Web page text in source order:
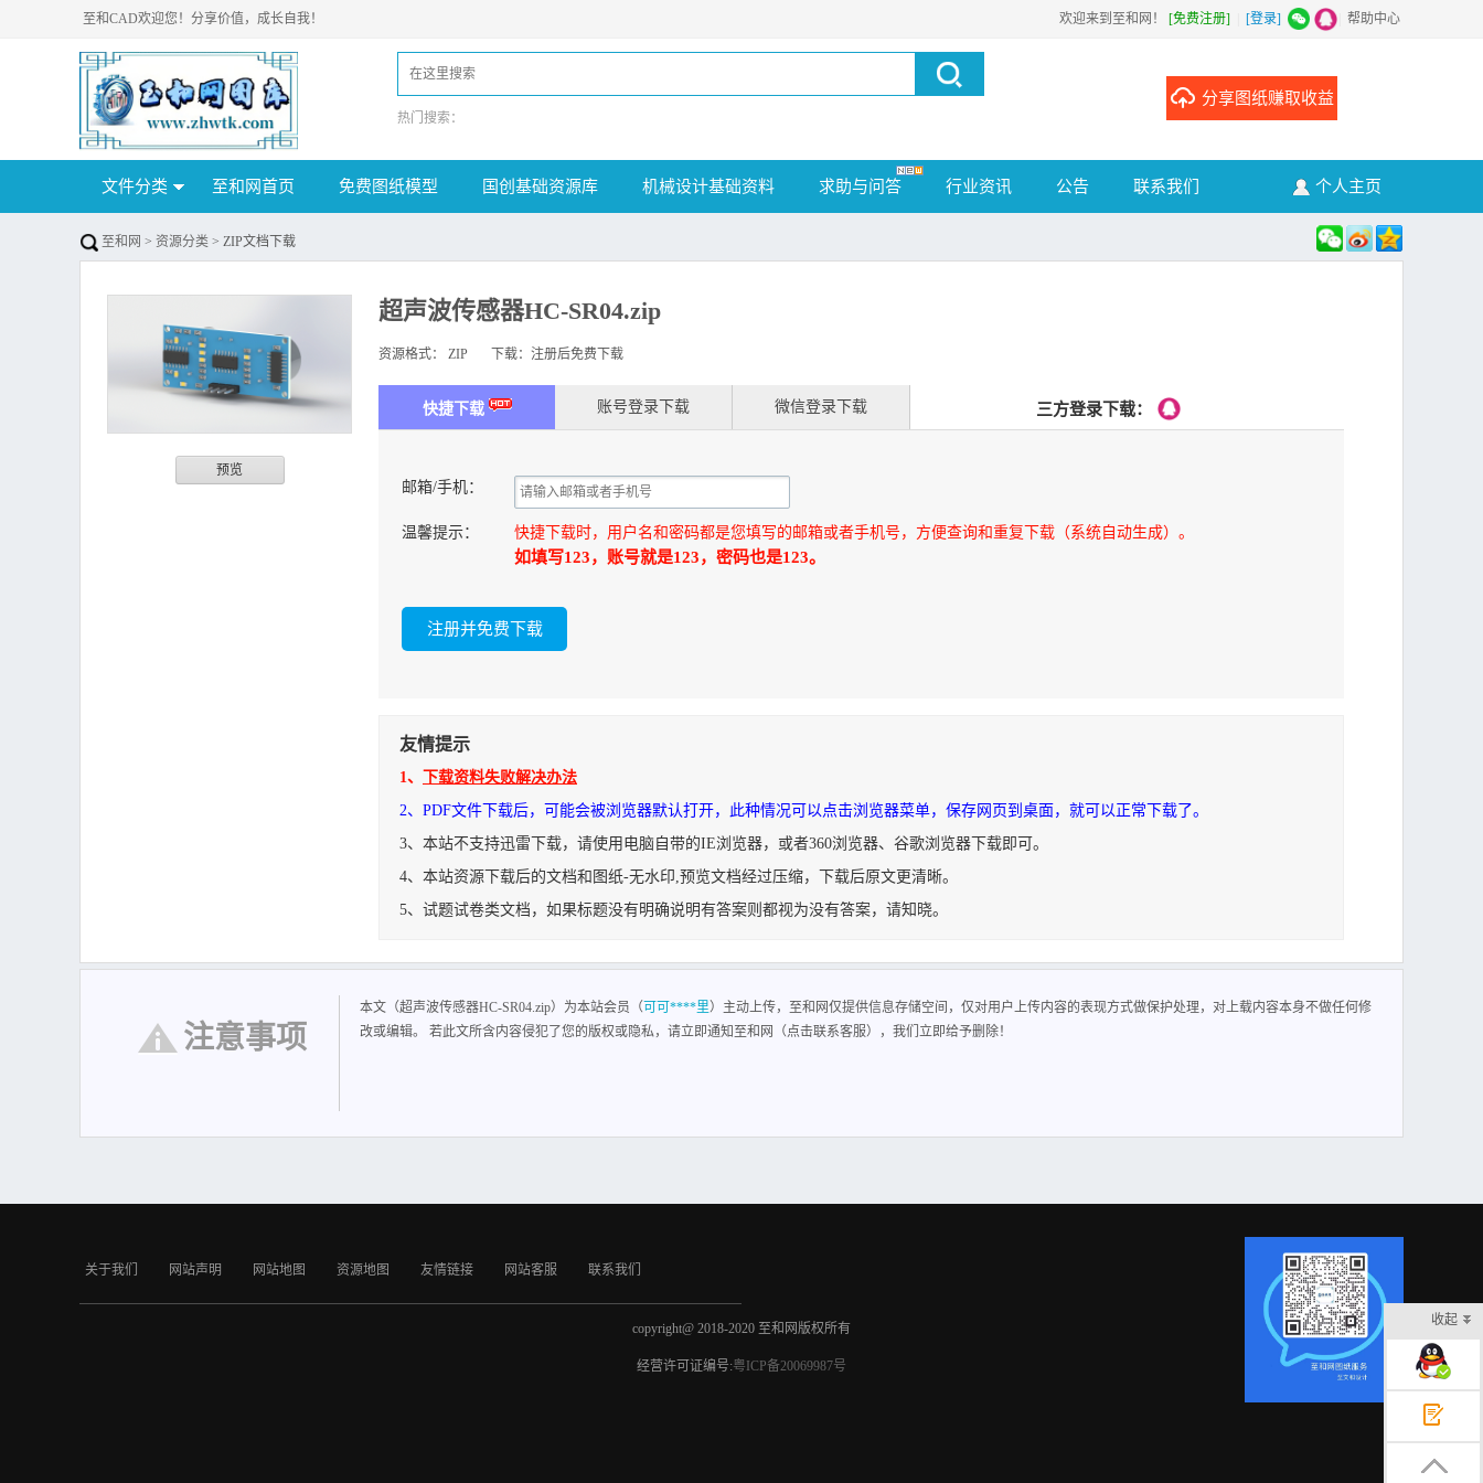
欢迎来到至和网！ [免费注册] [登录] 帮助中心
至和CAD欢迎您！分享价值，成长自我！
热门搜索：
分享图纸赚取收益
文件分类 至和网首页 免费图纸模型 国创基础资源库 机械设计基础资料 求助与问答 行业资讯 公告 联系我们 个人主页
至和网 > 资源分类 > ZIP文档下载
预览
超声波传感器HC-SR04.zip
资源格式： ZIP 下载：注册后免费下载
快捷下载 账号登录下载 微信登录下载 三方登录下载：
邮箱/手机：
温馨提示： 快捷下载时，用户名和密码都是您填写的邮箱或者手机号，方便查询和重复下载（系统自动生成）。
如填写123，账号就是123，密码也是123。
友情提示
1、
下载资料失败解决办法
2、PDF文件下载后，可能会被浏览器默认打开，此种情况可以点击浏览器菜单，保存网页到桌面，就可以正常下载了。
3、本站不支持迅雷下载，请使用电脑自带的IE浏览器，或者360浏览器、谷歌浏览器下载即可。
4、本站资源下载后的文档和图纸-无水印,预览文档经过压缩，下载后原文更清晰。
5、试题试卷类文档，如果标题没有明确说明有答案则都视为没有答案，请知晓。
注意事项
本文（超声波传感器HC-SR04.zip）为本站会员（可可****里）主动上传，至和网仅提供信息存储空间，仅对用户上传内容的表现方式做保护处理，对上载内容本身不做任何修
改或编辑。 若此文所含内容侵犯了您的版权或隐私，请立即通知至和网（点击联系客服），我们立即给予删除！
关于我们 网站声明 网站地图 资源地图 友情链接 网站客服 联系我们
copyright@ 2018-2020 至和网版权所有
经营许可证编号:粤ICP备20069987号
收起
在线客服